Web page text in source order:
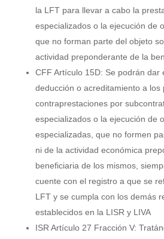
la LFT para llevar a cabo la
especializados o la ejecución de
que no forman parte del objeto
actividad preponderante de la
CFF Artículo 15D: Se podrán dar
deducción o acreditamiento a los
contraprestaciones por
especializados o la ejecución de
especializadas, que no formen
ni de la actividad económica
beneficiaria de los mismos,
cuente con el registro a que se
LFT y se cumpla con los demás
establecidos en la LISR y LIVA
ISR Artículo 27 Fracción V: